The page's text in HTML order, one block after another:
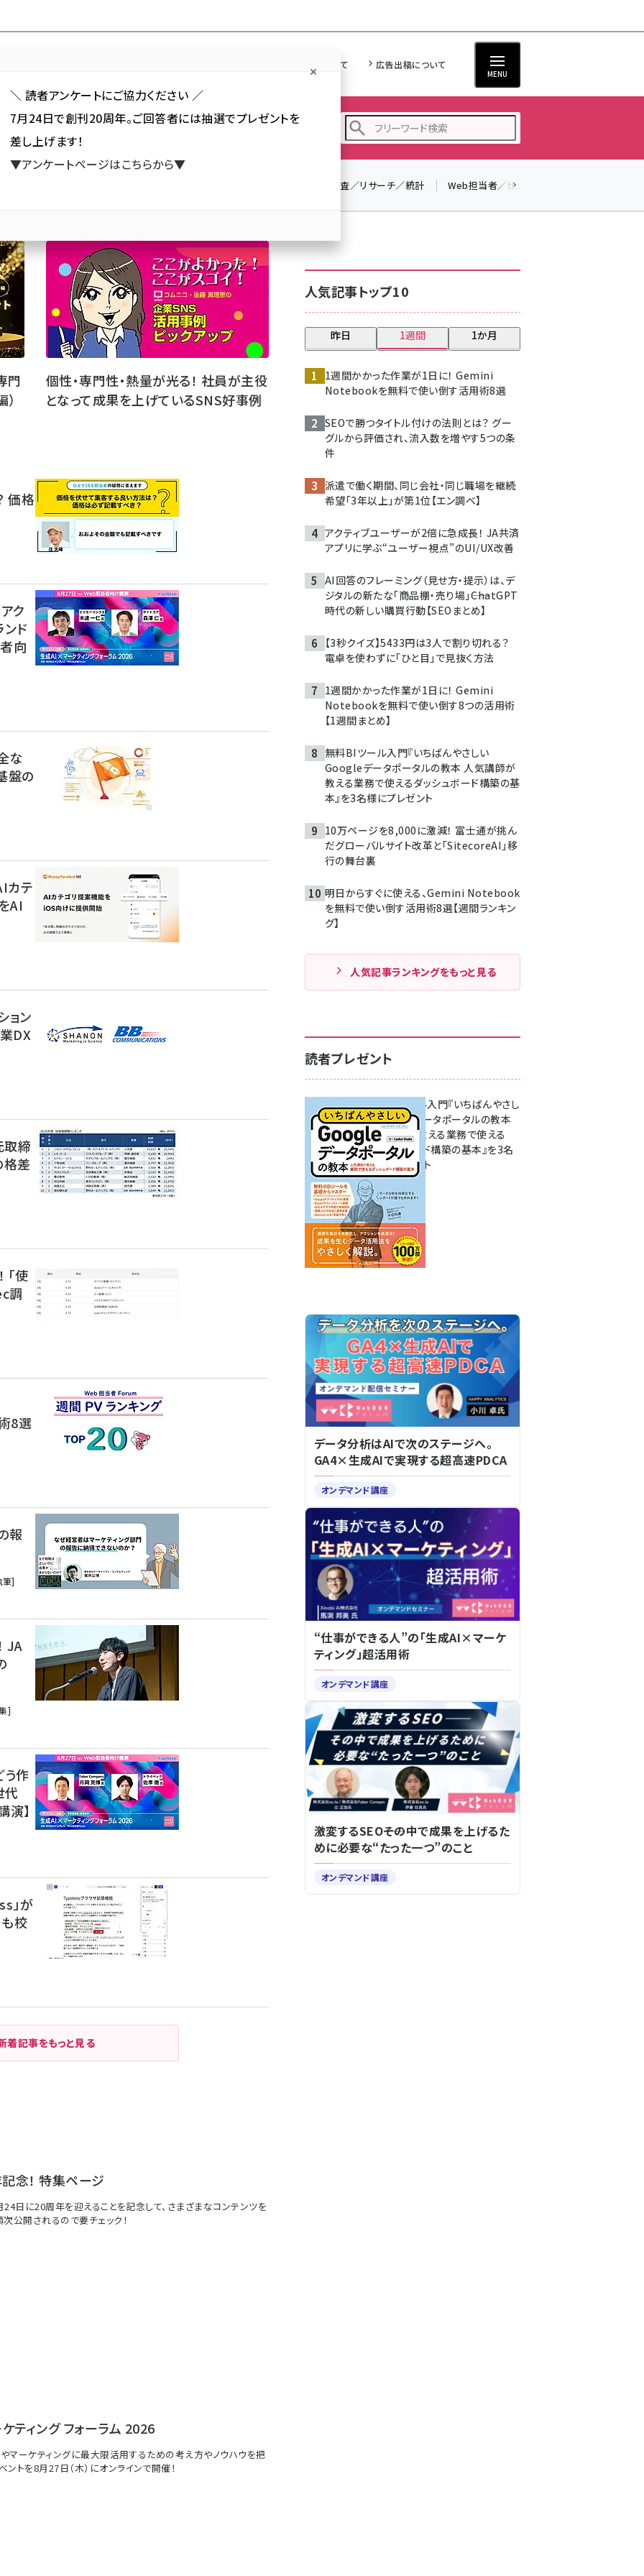
Web担について 広告出稿について
MENU
カテゴリ／種別 から探す セミナー／イベント から探す
セミナー (2301)
z世代 (1620)
llmo (1160)
調査／リサーチ／統計 Web担当者／仕事
門
個性・専門性・熱量が光る！ 社員が主役
となって成果を上げているSNS好事例
価格
ク
ド
向
な
盤の
カテ
AI
ョン
DX
取締
格差
「使
調
8選
報
筆]
JA
]
作
代
】
」が
校
着記事をもっと見る
念！ 特集ページ
日に20周年を迎えることを記念して、さまざまなコンテンツを
公開されるので要チェック！
ティング フォーラム 2026
マーケティングに最大限活用するための考え方やノウハウを把
ントを8月27日（木）にオンラインで開催！
人気記事トップ10
昨日 1週間 1か月
1週間かかった作業が1日に！ Gemini
Notebookを無料で使い倒す活用術8選
SEOで勝つタイトル付けの法則とは？ グー
グルから評価され、流入数を増やす5つの条
件
派遣で働く期間、同じ会社・同じ職場を継続
希望「3年以上」が第1位【エン調べ】
アクティブユーザーが2倍に急成長！ JA共済
アプリに学ぶ“ユーザー視点”のUI/UX改善
AI回答のフレーミング（見せ方・提示）は、デ
ジタルの新たな「商品棚・売り場」――ChatGPT
時代の新しい購買行動【SEOまとめ】
【3秒クイズ】5433円は3人で割り切れる？
電卓を使わずに「ひと目」で見抜く方法
1週間かかった作業が1日に！ Gemini
Notebookを無料で使い倒す8つの活用術
【1週間まとめ】
無料BIツール入門『いちばんやさしい
Googleデータポータルの教本 人気講師が
教える業務で使えるダッシュボード構築の基
本』を3名様にプレゼント
10万ページを8,000に激減！ 富士通が挑ん
だグローバルサイト改革と「SitecoreAI」移
行の舞台裏
明日からすぐに使える、Gemini Notebook
を無料で使い倒す活用術8選【週間ランキン
グ】
人気記事ランキングをもっと見る
読者プレゼント
無料BIツール入門『いちばんやさし
いGoogleデータポータルの教本
人気講師が教える業務で使える
ダッシュボード構築の基本』を3名
様にプレゼント
7月31日 10:00
データ分析はAIで次のステージへ。
GA4×生成AIで実現する超高速PDCA
オンデマンド講座
“仕事ができる人”の「生成AI×マーケ
ティング」超活用術
オンデマンド講座
激変するSEO――その中で成果を上げるた
めに必要な“たった一つ”のこと
オンデマンド講座
＼ 読者アンケートにご協力ください ／
7月24日で創刊20周年。ご回答者には抽選でプレゼントを
差し上げます！
▼アンケートページはこちらから▼